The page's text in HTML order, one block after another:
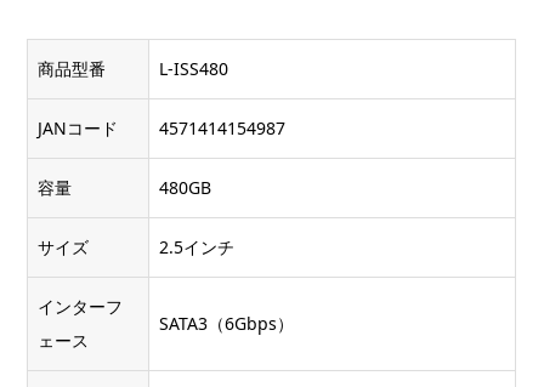
商品型番 L-ISS480
JANコード 4571414154987
容量 480GB
サイズ 2.5インチ
インターフ
ェース
SATA3（6Gbps）